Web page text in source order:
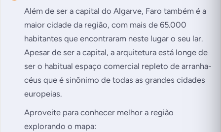
Além de ser a capital do Algarve, Faro também é a
maior cidade da região, com mais de 65.000
habitantes que encontraram neste lugar o seu lar.
Apesar de ser a capital, a arquitetura está longe de
ser o habitual espaço comercial repleto de arranha-
céus que é sinônimo de todas as grandes cidades
europeias.
Aproveite para conhecer melhor a região
explorando o mapa: